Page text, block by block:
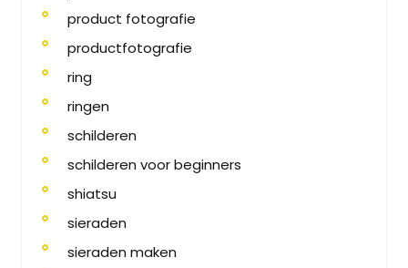
product fotografie
productfotografie
ring
ringen
schilderen
schilderen voor beginners
shiatsu
sieraden
sieraden maken